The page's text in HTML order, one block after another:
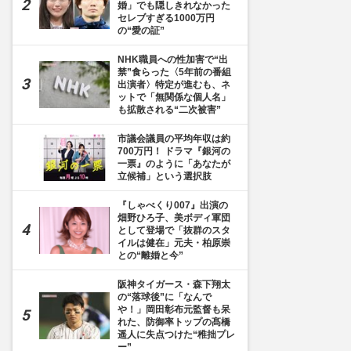
婚」でも隠しきれなかった
セレブすぎる1000万円
の“愛の証”
NHK職員への性加害で“出
禁”食らった〈5年前の番組
出演者〉特定が進むも、ネ
ットで「無関係な個人名」
も拡散される“二次被害”
市議会議員の平均年収は約
700万円！ ドラマ『銀河の
一票』のように「あなたが
立候補」という選択肢
『しゃべくり007』出演の
畑野ひろ子、美ボディ軍団
として登場で「抜群のスタ
イルは健在」元夫・柏原崇
との“離婚と今”
阪神タイガース・森下翔太
の“落球後”に「なんで
や！」岡田彰布元監督も呆
れた、防御率トップの髙橋
遥人に失点つけた“稚拙プレ
ー”